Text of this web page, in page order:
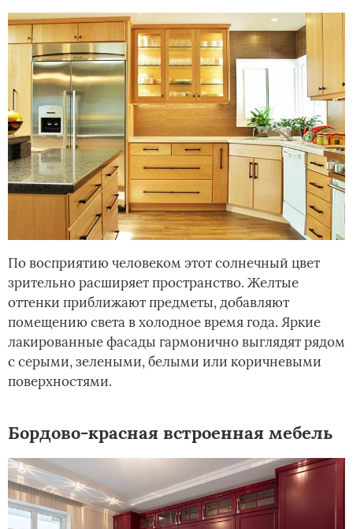
По восприятию человеком этот солнечный цвет
зрительно расширяет пространство. Желтые
оттенки приближают предметы, добавляют
помещению света в холодное время года. Яркие
лакированные фасады гармонично выглядят рядом
с серыми, зелеными, белыми или коричневыми
поверхностями.
Бордово-красная встроенная мебель